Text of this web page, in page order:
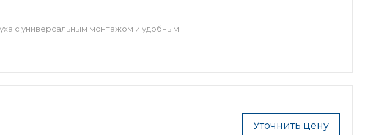
с универсальным монтажом и удобным
Уточнить цену